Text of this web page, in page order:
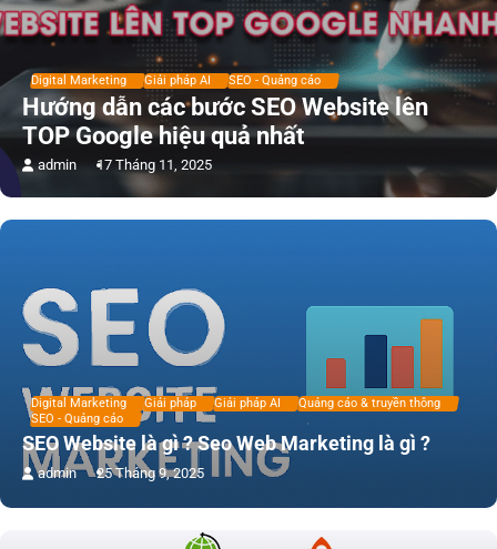
Digital Marketing Giải pháp AI SEO - Quảng cáo
Hướng dẫn các bước SEO Website lên
TOP Google hiệu quả nhất
admin 17 Tháng 11, 2025
Digital Marketing Giải pháp Giải pháp AI
Quảng cáo & truyền thông
SEO - Quảng cáo
SEO Website là gì ? Seo Web Marketing là gì ?
admin 25 Tháng 9, 2025